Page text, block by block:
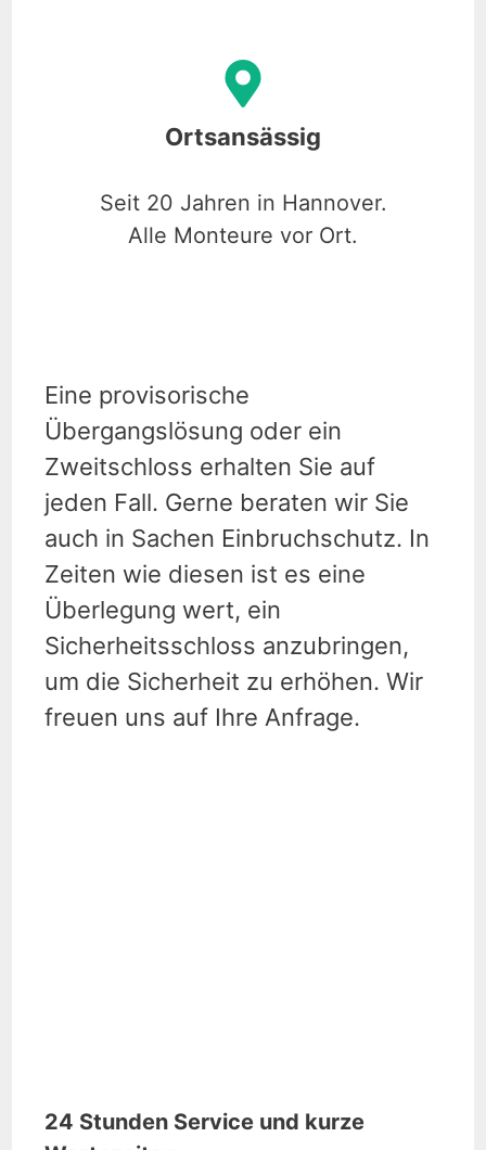
Ortsansässig
Seit 20 Jahren in Hannover.
Alle Monteure vor Ort.
Eine provisorische
Übergangslösung oder ein
Zweitschloss erhalten Sie auf
jeden Fall. Gerne beraten wir Sie
auch in Sachen Einbruchschutz. In
Zeiten wie diesen ist es eine
Überlegung wert, ein
Sicherheitsschloss anzubringen,
um die Sicherheit zu erhöhen. Wir
freuen uns auf Ihre Anfrage.
24 Stunden Service und kurze